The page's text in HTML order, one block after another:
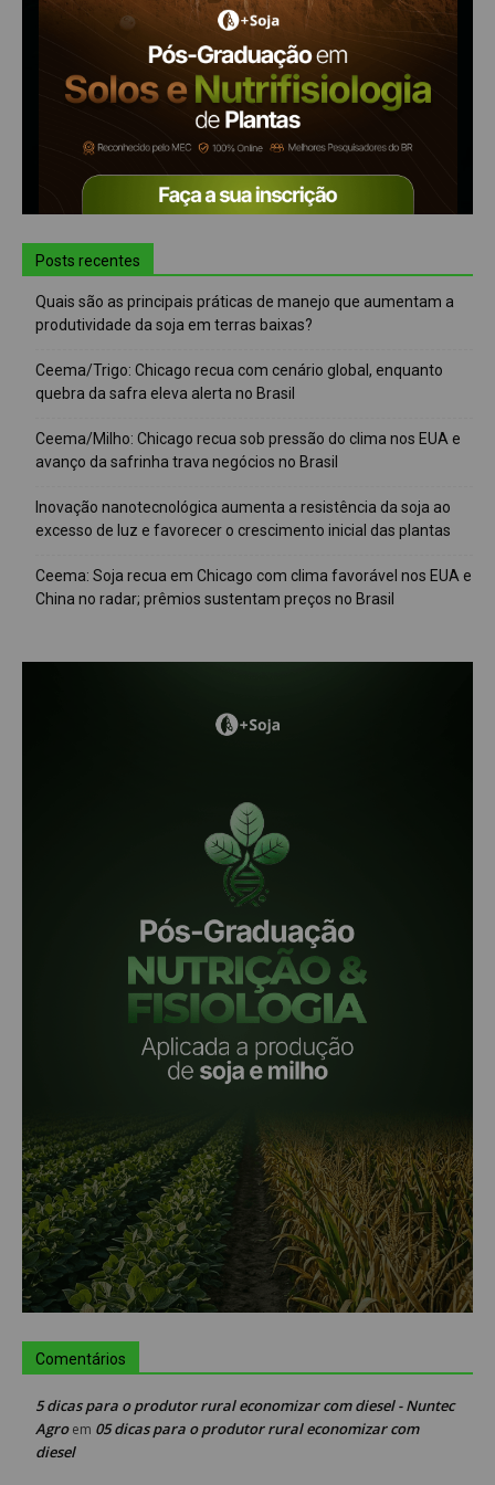
Posts recentes
Quais são as principais práticas de manejo que aumentam a
produtividade da soja em terras baixas?
Ceema/Trigo: Chicago recua com cenário global, enquanto
quebra da safra eleva alerta no Brasil
Ceema/Milho: Chicago recua sob pressão do clima nos EUA e
avanço da safrinha trava negócios no Brasil
Inovação nanotecnológica aumenta a resistência da soja ao
excesso de luz e favorecer o crescimento inicial das plantas
Ceema: Soja recua em Chicago com clima favorável nos EUA e
China no radar; prêmios sustentam preços no Brasil
Comentários
5 dicas para o produtor rural economizar com diesel - Nuntec
Agroem 05 dicas para o produtor rural economizar com
diesel